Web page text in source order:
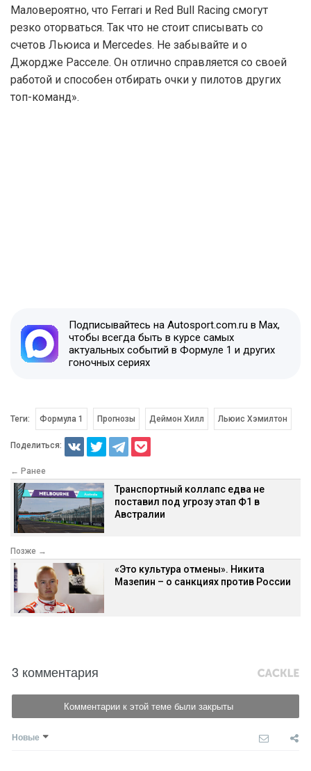
Маловероятно, что Ferrari и Red Bull Racing смогут
резко оторваться. Так что не стоит списывать со
счетов Льюиса и Mercedes. Не забывайте и о
Джордже Расселе. Он отлично справляется со своей
работой и способен отбирать очки у пилотов других
топ-команд».
Подписывайтесь на Autosport.com.ru в Max,
чтобы всегда быть в курсе самых
актуальных событий в Формуле 1 и других
гоночных сериях
Теги: Формула 1 Прогнозы Деймон Хилл Льюис Хэмилтон
Поделиться:
← Ранее
Транспортный коллапс едва не
поставил под угрозу этап Ф1 в
Австралии
Позже →
«Это культура отмены». Никита
Мазепин – о санкциях против России
3 комментария
Комментарии к этой теме были закрыты
Новые